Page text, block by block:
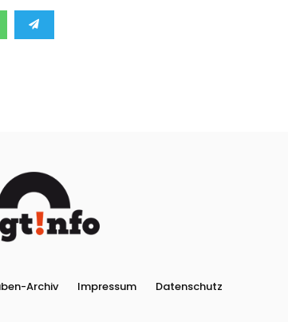
Archiv Impressum Datenschutz